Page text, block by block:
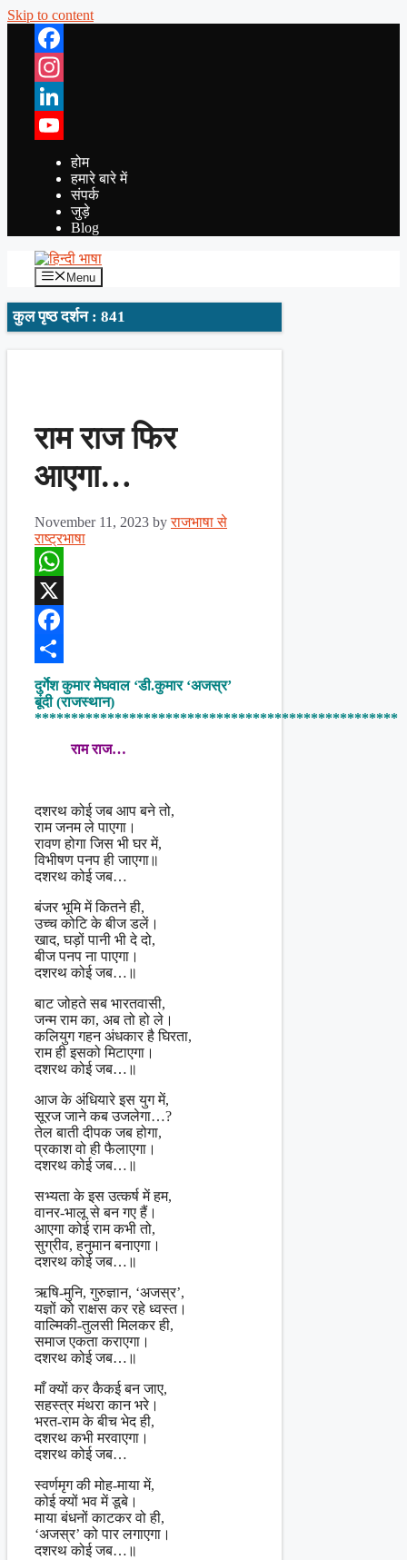
Skip to content
Facebook
Instagram
LinkedIn
YouTube
होम
हमारे बारे में
संपर्क
जुड़े
Blog
Menu
कुल पृष्ठ दर्शन : 841
राम राज फिर
आएगा…
November 11, 2023 byराजभाषा से
राष्ट्रभाषा
WhatsApp
X
Facebook
Share
दुर्गेश कुमार मेघवाल ‘डी.कुमार ‘अजस्र’
बूंदी (राजस्थान)
**************************************************
राम राज…
दशरथ कोई जब आप बने तो,
राम जनम ले पाएगा।
रावण होगा जिस भी घर में,
विभीषण पनप ही जाएगा॥
दशरथ कोई जब…
बंजर भूमि में कितने ही,
उच्च कोटि के बीज डलें।
खाद, घड़ों पानी भी दे दो,
बीज पनप ना पाएगा।
दशरथ कोई जब…॥
बाट जोहते सब भारतवासी,
जन्म राम का, अब तो हो ले।
कलियुग गहन अंधकार है घिरता,
राम ही इसको मिटाएगा।
दशरथ कोई जब…॥
आज के अंधियारे इस युग में,
सूरज जाने कब उजलेगा…?
तेल बाती दीपक जब होगा,
प्रकाश वो ही फैलाएगा।
दशरथ कोई जब…॥
सभ्यता के इस उत्कर्ष में हम,
वानर-भालू से बन गए हैं।
आएगा कोई राम कभी तो,
सुग्रीव, हनुमान बनाएगा।
दशरथ कोई जब…॥
ऋषि-मुनि, गुरुज्ञान, ‘अजस्र’,
यज्ञों को राक्षस कर रहे ध्वस्त।
वाल्मिकी-तुलसी मिलकर ही,
समाज एकता कराएगा।
दशरथ कोई जब…॥
माँ क्यों कर कैकई बन जाए,
सहस्त्र मंथरा कान भरे।
भरत-राम के बीच भेद ही,
दशरथ कभी मरवाएगा।
दशरथ कोई जब…
स्वर्णमृग की मोह-माया में,
कोई क्यों भव में डूबे।
माया बंधनों काटकर वो ही,
‘अजस्र’ को पार लगाएगा।
दशरथ कोई जब…॥